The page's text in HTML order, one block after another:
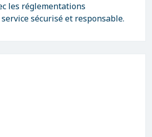
les réglementations
sécurisé et responsable.